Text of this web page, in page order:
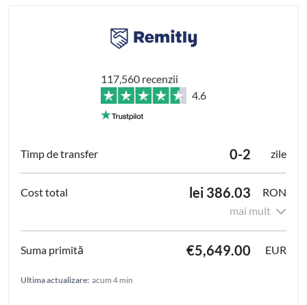
117,560 recenzii
4.6
0-2 zile
lei 386.03
RON
mai mult
€5,649.00 EUR
Ultima actualizare: acum 4 min